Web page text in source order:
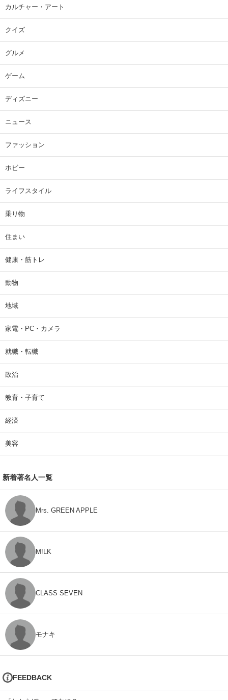
カルチャー・アート
クイズ
グルメ
ゲーム
ディズニー
ニュース
ファッション
ホビー
ライフスタイル
乗り物
住まい
健康・筋トレ
動物
地域
家電・PC・カメラ
就職・転職
政治
教育・子育て
経済
美容
新着著名人一覧
Mrs. GREEN APPLE
M!LK
CLASS SEVEN
モナキ
FEEDBACK